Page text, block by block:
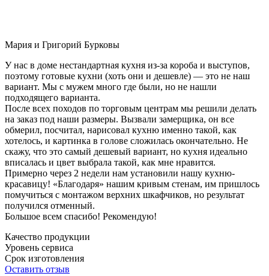
Мария и Григорий Бурковы
У нас в доме нестандартная кухня из-за короба и выступов,
поэтому готовые кухни (хоть они и дешевле) — это не наш
вариант. Мы с мужем много где были, но не нашли
подходящего варианта.
После всех походов по торговым центрам мы решили делать
на заказ под наши размеры. Вызвали замерщика, он все
обмерил, посчитал, нарисовал кухню именно такой, как
хотелось, и картинка в голове сложилась окончательно. Не
скажу, что это самый дешевый вариант, но кухня идеально
вписалась и цвет выбрала такой, как мне нравится.
Примерно через 2 недели нам установили нашу кухню-
красавицу! «Благодаря» нашим кривым стенам, им пришлось
помучиться с монтажом верхних шкафчиков, но результат
получился отменный.
Большое всем спасибо! Рекомендую!
Качество продукции
Уровень сервиса
Срок изготовления
Оставить отзыв